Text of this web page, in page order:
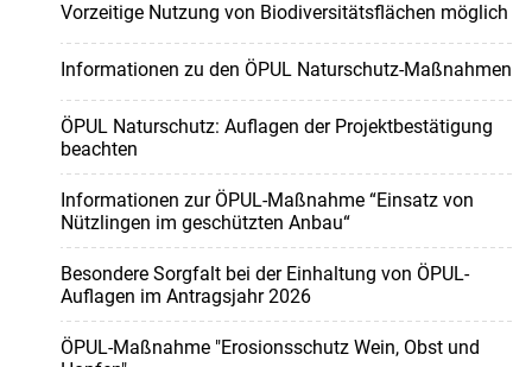
Vorzeitige Nutzung von Biodiversitätsflächen möglich
Informationen zu den ÖPUL Naturschutz-Maßnahmen
ÖPUL Naturschutz: Auflagen der Projektbestätigung
beachten
Informationen zur ÖPUL-Maßnahme “Einsatz von
Nützlingen im geschützten Anbau“
Besondere Sorgfalt bei der Einhaltung von ÖPUL-
Auflagen im Antragsjahr 2026
ÖPUL-Maßnahme "Erosionsschutz Wein, Obst und